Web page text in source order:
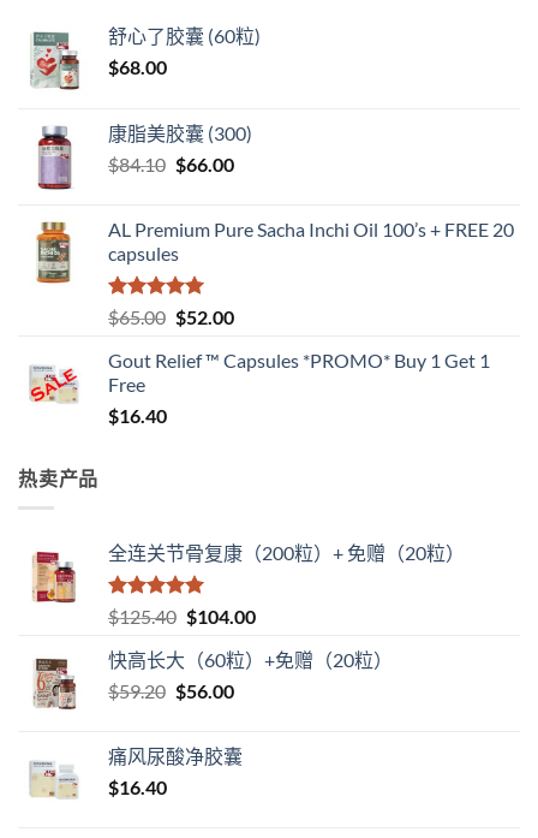
舒心了胶囊 (60粒)
$68.00
康脂美胶囊 (300)
$84.10 原
$84.10。
$66.00当
格
AL Premium Pure Sacha Inchi Oil 100’s + FREE 20
capsules
评分5 （满
分 5 分
$65.00 原
为：
$52.00当
价
Gout Relief ™ Capsules *PROMO* Buy 1 Get 1
Free
$16.40
热卖产品
全连关节骨复康（200粒）+ 免赠（20粒）
评分 5（满
分 5 分
$125.40 原
为：
$125.40。
$104.00当
价
快高长大（60粒）+免赠（20粒）
$59.20 原
$59.20。
$56.00当
格
痛风尿酸净胶囊
$16.40